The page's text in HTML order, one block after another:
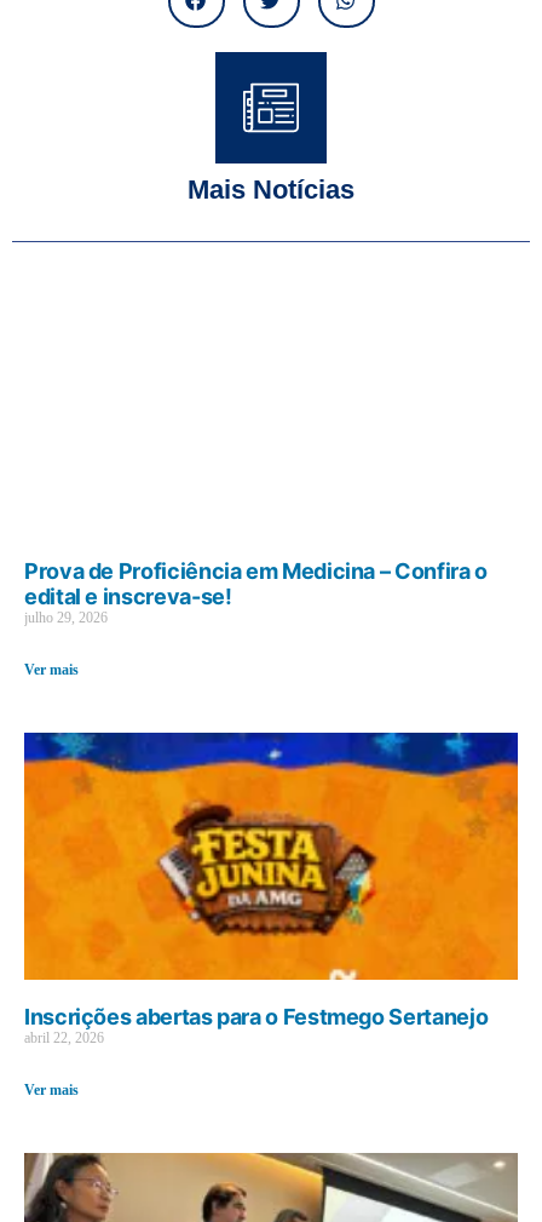
Mais Notícias
Prova de Proficiência em Medicina – Confira o
edital e inscreva-se!
julho 29, 2026
Ver mais
Inscrições abertas para o Festmego Sertanejo
abril 22, 2026
Ver mais